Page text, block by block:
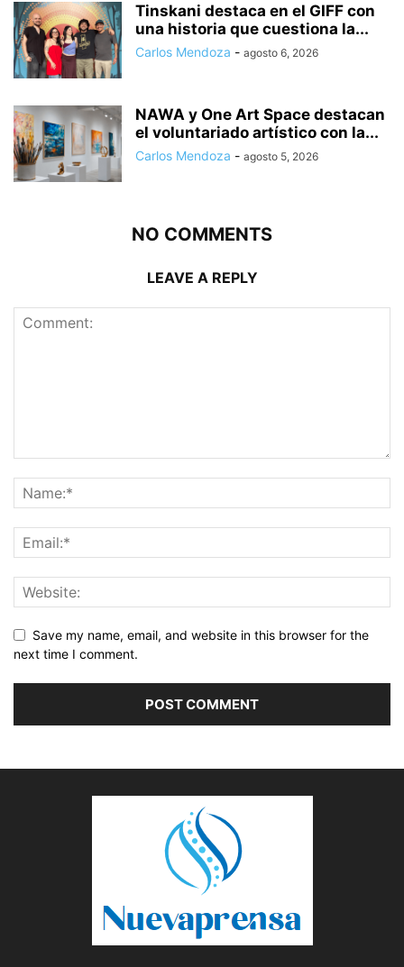
Tinskani destaca en el GIFF con
una historia que cuestiona la...
Carlos Mendoza - agosto 6, 2026
NAWA y One Art Space destacan
el voluntariado artístico con la...
Carlos Mendoza - agosto 5, 2026
NO COMMENTS
LEAVE A REPLY
Save my name, email, and website in this browser for the
next time I comment.